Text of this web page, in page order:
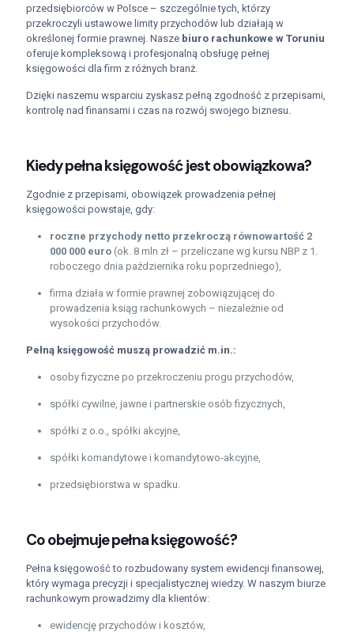
przedsiębiorców w Polsce – szczególnie tych, którzy
przekroczyli ustawowe limity przychodów lub działają w
określonej formie prawnej. Nasze biuro rachunkowe w Toruniu
oferuje kompleksową i profesjonalną obsługę pełnej
księgowości dla firm z różnych branż.
Dzięki naszemu wsparciu zyskasz pełną zgodność z przepisami,
kontrolę nad finansami i czas na rozwój swojego biznesu.
Kiedy pełna księgowość jest obowiązkowa?
Zgodnie z przepisami, obowiązek prowadzenia pełnej
księgowości powstaje, gdy:
roczne przychody netto przekroczą równowartość 2
000 000 euro (ok. 8 mln zł – przeliczane wg kursu NBP z 1.
roboczego dnia października roku poprzedniego),
firma działa w formie prawnej zobowiązującej do
prowadzenia ksiąg rachunkowych – niezależnie od
wysokości przychodów.
Pełną księgowość muszą prowadzić m.in.:
osoby fizyczne po przekroczeniu progu przychodów,
spółki cywilne, jawne i partnerskie osób fizycznych,
spółki z o.o., spółki akcyjne,
spółki komandytowe i komandytowo-akcyjne,
przedsiębiorstwa w spadku.
Co obejmuje pełna księgowość?
Pełna księgowość to rozbudowany system ewidencji finansowej,
który wymaga precyzji i specjalistycznej wiedzy. W naszym biurze
rachunkowym prowadzimy dla klientów:
ewidencję przychodów i kosztów,